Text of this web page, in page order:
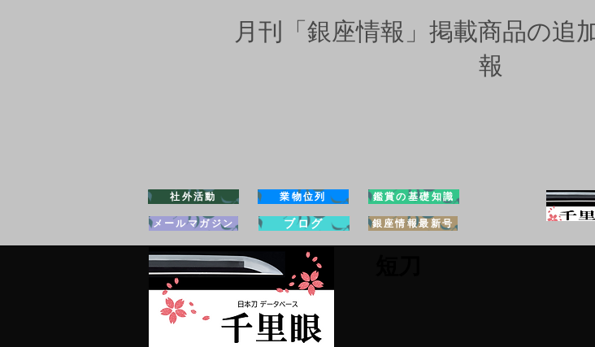
月刊「銀座情報」掲載商品の追
報
社外活動 業物位列 鑑賞の基礎知識
メールマガジン ブログ 銀座情報最新号